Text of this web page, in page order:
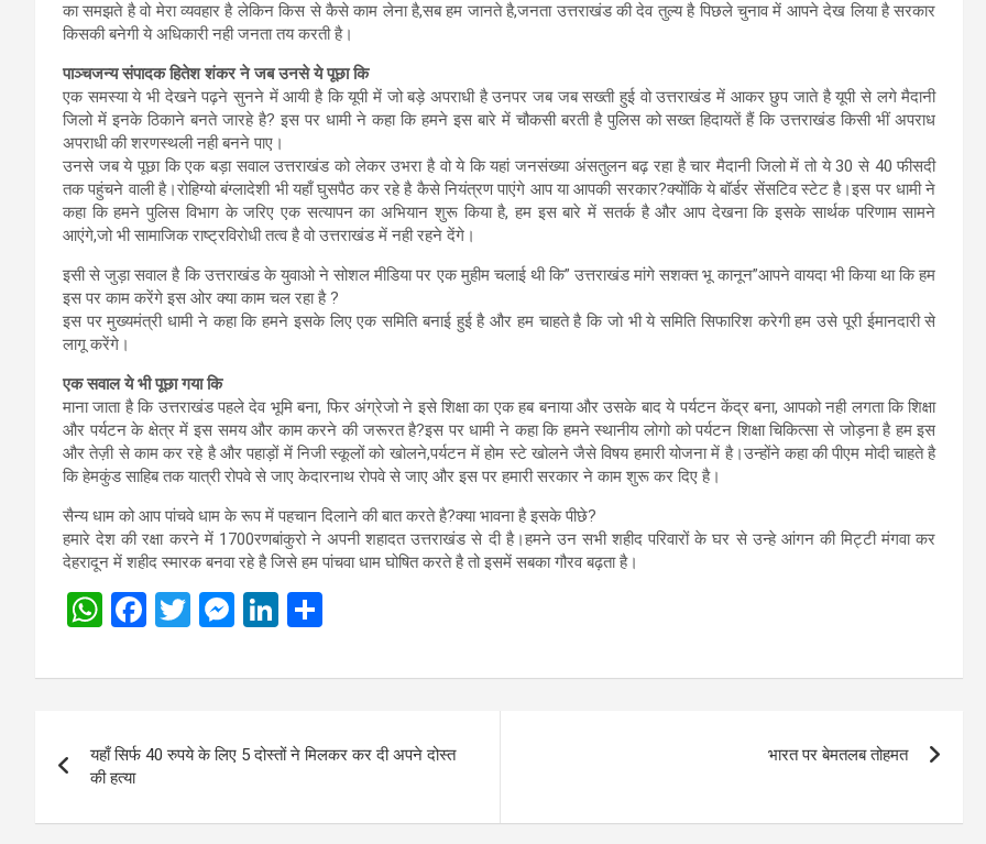
का समझते है वो मेरा व्यवहार है लेकिन किस से कैसे काम लेना है,सब हम जानते है,जनता उत्तराखंड की देव तुल्य है पिछले चुनाव में आपने देख लिया है सरकार
किसकी बनेगी ये अधिकारी नही जनता तय करती है।
पाञ्चजन्य संपादक हितेश शंकर ने जब उनसे ये पूछा कि
एक समस्या ये भी देखने पढ़ने सुनने में आयी है कि यूपी में जो बड़े अपराधी है उनपर जब जब सख्ती हुई वो उत्तराखंड में आकर छुप जाते है यूपी से लगे मैदानी
जिलो में इनके ठिकाने बनते जारहे है? इस पर धामी ने कहा कि हमने इस बारे में चौकसी बरती है पुलिस को सख्त हिदायतें हैं कि उत्तराखंड किसी भीं अपराध
अपराधी की शरणस्थली नही बनने पाए।
उनसे जब ये पूछा कि एक बड़ा सवाल उत्तराखंड को लेकर उभरा है वो ये कि यहां जनसंख्या अंसतुलन बढ़ रहा है चार मैदानी जिलो में तो ये 30 से 40 फीसदी
तक पहुंचने वाली है।रोहिग्यो बंग्लादेशी भी यहाँ घुसपैठ कर रहे है कैसे नियंत्रण पाएंगे आप या आपकी सरकार?क्योंकि ये बॉर्डर सेंसटिव स्टेट है।इस पर धामी ने
कहा कि हमने पुलिस विभाग के जरिए एक सत्यापन का अभियान शुरू किया है, हम इस बारे में सतर्क है और आप देखना कि इसके सार्थक परिणाम सामने
आएंगे,जो भी सामाजिक राष्ट्रविरोधी तत्व है वो उत्तराखंड में नही रहने देंगे।
इसी से जुड़ा सवाल है कि उत्तराखंड के युवाओ ने सोशल मीडिया पर एक मुहीम चलाई थी कि” उत्तराखंड मांगे सशक्त भू कानून”आपने वायदा भी किया था कि हम
इस पर काम करेंगे इस ओर क्या काम चल रहा है ?
इस पर मुख्यमंत्री धामी ने कहा कि हमने इसके लिए एक समिति बनाई हुई है और हम चाहते है कि जो भी ये समिति सिफारिश करेगी हम उसे पूरी ईमानदारी से
लागू करेंगे।
एक सवाल ये भी पूछा गया कि
माना जाता है कि उत्तराखंड पहले देव भूमि बना, फिर अंग्रेजो ने इसे शिक्षा का एक हब बनाया और उसके बाद ये पर्यटन केंद्र बना, आपको नही लगता कि शिक्षा
और पर्यटन के क्षेत्र में इस समय और काम करने की जरूरत है?इस पर धामी ने कहा कि हमने स्थानीय लोगो को पर्यटन शिक्षा चिकित्सा से जोड़ना है हम इस
और तेज़ी से काम कर रहे है और पहाड़ों में निजी स्कूलों को खोलने,पर्यटन में होम स्टे खोलने जैसे विषय हमारी योजना में है।उन्होंने कहा की पीएम मोदी चाहते है
कि हेमकुंड साहिब तक यात्री रोपवे से जाए केदारनाथ रोपवे से जाए और इस पर हमारी सरकार ने काम शुरू कर दिए है।
सैन्य धाम को आप पांचवे धाम के रूप में पहचान दिलाने की बात करते है?क्या भावना है इसके पीछे?
हमारे देश की रक्षा करने में 1700रणबांकुरो ने अपनी शहादत उत्तराखंड से दी है।हमने उन सभी शहीद परिवारों के घर से उन्हे आंगन की मिट्टी मंगवा कर
देहरादून में शहीद स्मारक बनवा रहे है जिसे हम पांचवा धाम घोषित करते है तो इसमें सबका गौरव बढ़ता है।
W
at
A
p
p
F
ce
o
k
T
tt
M
se
g
Li
ke
n
ar
navigation
यहाँ सिर्फ 40 रुपये के लिए 5 दोस्तों ने मिलकर कर दी अपने दोस्त
की हत्या
भारत पर बेमतलब तोहमत